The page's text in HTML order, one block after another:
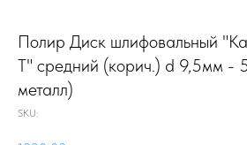
Полир Диск шлифовальный
T" средний (корич.) d 9,5мм -
металл)
SKU: